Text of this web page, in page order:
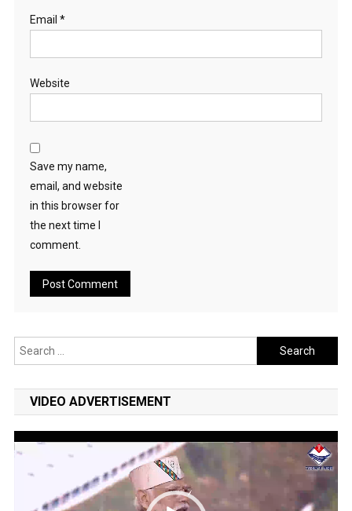
Email *
Website
Save my name,
email, and website
in this browser for
the next time I
comment.
Search
for:
VIDEO ADVERTISEMENT
Video